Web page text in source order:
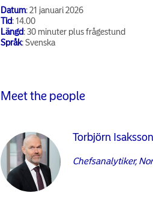
Datum: 21 januari 2026
Tid: 14.00
Längd: 30 minuter plus frågestund
Språk: Svenska
Meet the people
Torbjörn Isaksson
Chefsanalytiker,